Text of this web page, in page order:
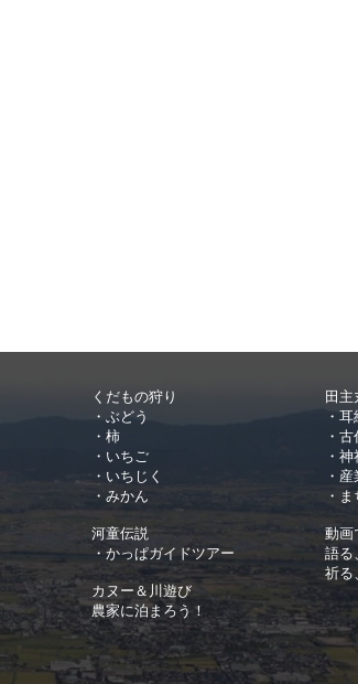
くだもの狩り
・ぶどう
・柿
・いちご
・いちじく
・みかん
​河童伝説
​・ かっぱガイドツアー
カヌー＆川遊び
農家に泊まろう！
田主
・
・
・
・
・
動画
語る
祈る